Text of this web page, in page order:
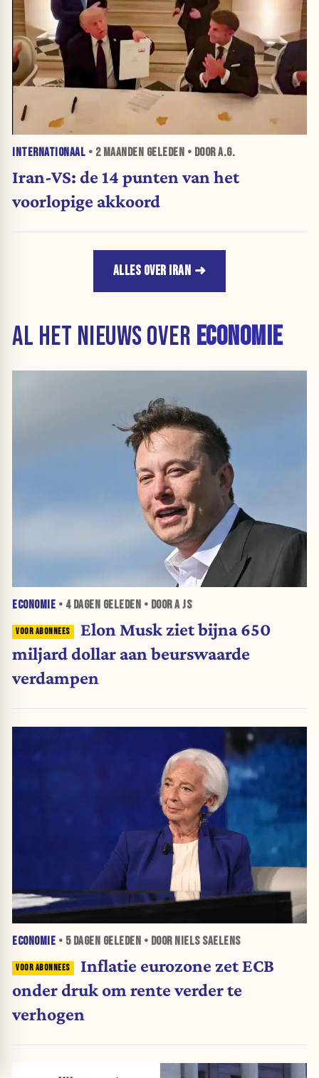
INTERNATIONAAL • 2 MAANDEN GELEDEN • DOOR A.G.
Iran-VS: de 14 punten van het
voorlopige akkoord
ALLES OVER IRAN
AL HET NIEUWS OVER ECONOMIE
ECONOMIE • 4 DAGEN GELEDEN • DOOR A JS
Elon Musk ziet bijna 650
miljard dollar aan beurswaarde
verdampen
ECONOMIE • 5 DAGEN GELEDEN • DOOR NIELS SAELENS
Inflatie eurozone zet ECB
onder druk om rente verder te
verhogen